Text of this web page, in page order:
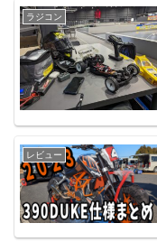
ラジコン
レビュー